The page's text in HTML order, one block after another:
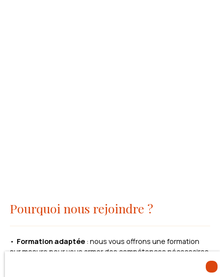
Pourquoi nous rejoindre ?
Formation adaptée : nous vous offrons une formation
sur mesure pour vous armer des compétences nécessaires.